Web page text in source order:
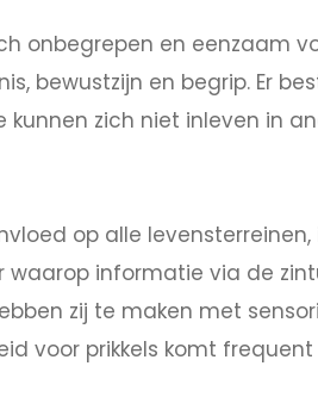
onbegrepen en eenzaam
bewustzijn en begrip. Er
zich niet inleven in
op alle
informatie via de
zij te maken met
voor prikkels komt